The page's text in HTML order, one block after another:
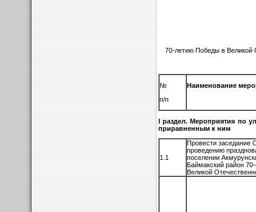
70-летию Победы в Великой
№
п/п
Наименование
I раздел. Мероприятия по
приравненным к ним
1.1
Провести заседание
проведению
поселении
Баймакский район
Великой